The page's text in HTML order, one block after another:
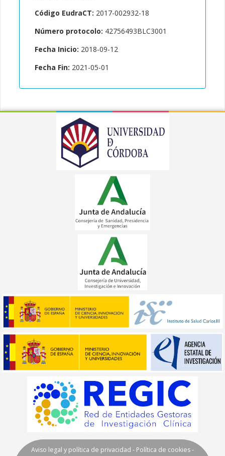
Código EudraCT: 2017-002932-18
Número protocolo: 42756493BLC3001
Fecha Inicio: 2018-09-12
Fecha Fin: 2021-05-01
Aviso legal y política de privacidad - Política de cookies-